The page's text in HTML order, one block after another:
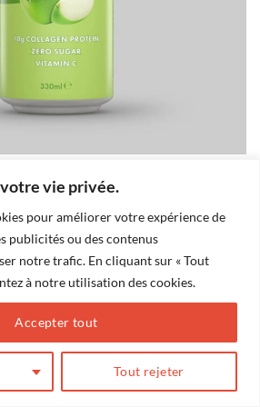
vie privée.
pour améliorer votre expérience de
publicités ou des contenus
notre trafic. En cliquant sur « Tout
à notre utilisation des cookies.
Tout rejeter
Accepter tout
sont actuellement fermés.
2026 ©
Marilou Thériault